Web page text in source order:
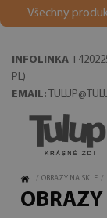
Všechny
INFOLINKA
PL)
EMAIL:
/ OBRAZY NA SKLE /